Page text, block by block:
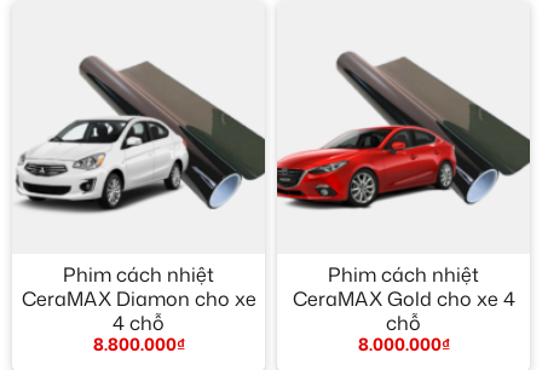
Phim cách nhiệt
CeraMAX Diamon cho xe
4 chỗ
8.800.000₫
Phim cách nhiệt
CeraMAX Gold cho xe 4
chỗ
8.000.000₫